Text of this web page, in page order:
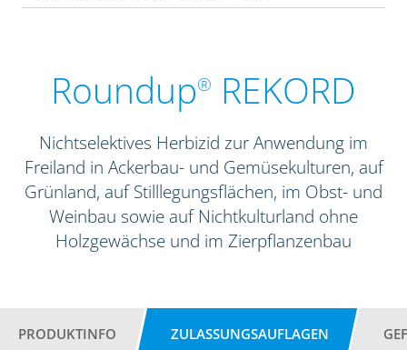
Roundup® REKORD
Nichtselektives Herbizid zur Anwendung im
Freiland in Ackerbau- und Gemüsekulturen, auf
Grünland, auf Stilllegungsflächen, im Obst- und
Weinbau sowie auf Nichtkulturland ohne
Holzgewächse und im Zierpflanzenbau
PRODUKTINFO ZULASSUNGSAUFLAGEN